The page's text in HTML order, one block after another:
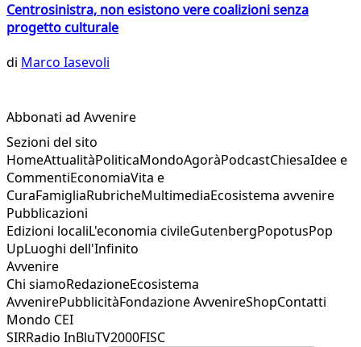
Centrosinistra, non esistono vere coalizioni senza
progetto culturale
di Marco Iasevoli
Abbonati ad Avvenire
Sezioni del sito
HomeAttualitàPoliticaMondoAgoràPodcastChiesaIdee e
CommentiEconomiaVita e
CuraFamigliaRubricheMultimediaEcosistema avvenire
Pubblicazioni
Edizioni localiL'economia civileGutenbergPopotusPop
UpLuoghi dell'Infinito
Avvenire
Chi siamoRedazioneEcosistema
AvvenirePubblicitàFondazione AvvenireShopContatti
Mondo CEI
SIRRadio InBluTV2000FISC